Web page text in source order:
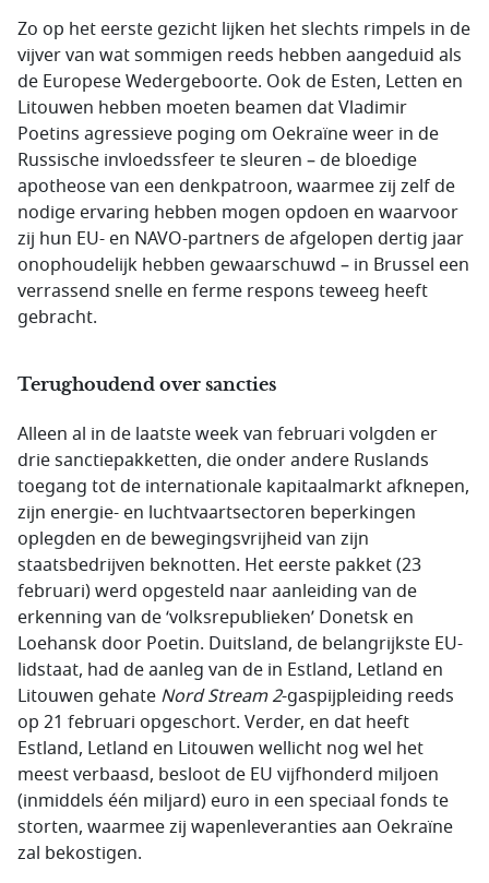
Zo op het eerste gezicht lijken het slechts rimpels in de
vijver van wat sommigen reeds hebben aangeduid als
de Europese Wedergeboorte. Ook de Esten, Letten en
Litouwen hebben moeten beamen dat Vladimir
Poetins agressieve poging om Oekraïne weer in de
Russische invloedssfeer te sleuren – de bloedige
apotheose van een denkpatroon, waarmee zij zelf de
nodige ervaring hebben mogen opdoen en waarvoor
zij hun EU- en NAVO-partners de afgelopen dertig jaar
onophoudelijk hebben gewaarschuwd – in Brussel een
verrassend snelle en ferme respons teweeg heeft
gebracht.
Terughoudend over sancties
Alleen al in de laatste week van februari volgden er
drie sanctiepakketten, die onder andere Ruslands
toegang tot de internationale kapitaalmarkt afknepen,
zijn energie- en luchtvaartsectoren beperkingen
oplegden en de bewegingsvrijheid van zijn
staatsbedrijven beknotten. Het eerste pakket (23
februari) werd opgesteld naar aanleiding van de
erkenning van de ‘volksrepublieken’ Donetsk en
Loehansk door Poetin. Duitsland, de belangrijkste EU-
lidstaat, had de aanleg van de in Estland, Letland en
Litouwen gehate Nord Stream 2-gaspijpleiding reeds
op 21 februari opgeschort. Verder, en dat heeft
Estland, Letland en Litouwen wellicht nog wel het
meest verbaasd, besloot de EU vijfhonderd miljoen
(inmiddels één miljard) euro in een speciaal fonds te
storten, waarmee zij wapenleveranties aan Oekraïne
zal bekostigen.